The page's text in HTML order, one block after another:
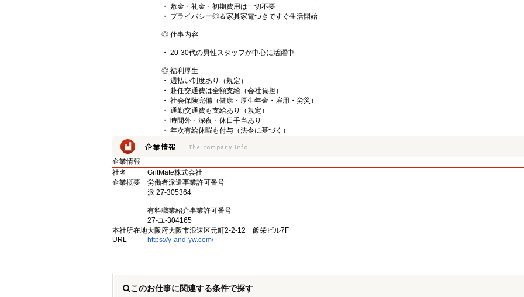
・ 敷金・礼金・初期費用は一切不要
・ プライバシー◎＆家具家電つきですぐ生活開始
◎ 仕事内容
・ 20-30代の男性スタッフが中心に活躍中
◎ 福利厚生
・ 週払い制度あり（規定）
・ 赴任交通費は全額支給（会社負担）
・ 社会保険完備（健康・厚生年金・雇用・労災）
・ 通勤交通費も支給あり（規定）
・ 時間外・深夜・休日手当あり
・ 年次有給休暇も付与（法令に基づく）
企業情報
社名
GritMate株式会社
企業概要
労働者派遣事業許可番号
派 27-305364
有料職業紹介事業許可番号
27-ユ-304165
本社所在地大阪府大阪市浪速区元町2-2-12 飯栄ビル7F
URL
https://y-and-yw.com/
このお仕事に関連する条件で探す